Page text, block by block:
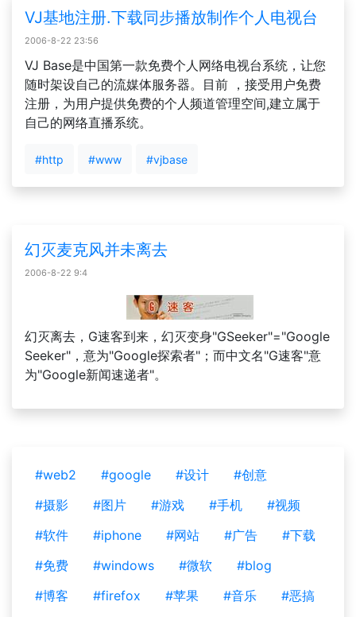
VJ基地注册.下载同步播放制作个人电视台
2006-8-22 23:56
VJ Base是中国第一款免费个人网络电视台系统，让您
随时架设自己的流媒体服务器。目前 ，接受用户免费
注册，为用户提供免费的个人频道管理空间,建立属于
自己的网络直播系统。
#http #www #vjbase
幻灭麦克风并未离去
2006-8-22 9:4
幻灭离去，G速客到来，幻灭变身"GSeeker"="Google
Seeker"，意为"Google探索者"；而中文名"G速客"意
为"Google新闻速递者"。
#web2 #google #设计
#创意
#摄影
#图片 #游戏 #手机
#视频
#软件
#iphone #网站 #广告
#下载
#免费
#windows #微软
#blog
#博客
#firefox #苹果 #音乐
#恶搞